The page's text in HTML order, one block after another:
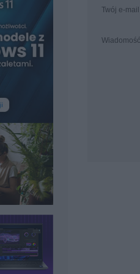
Twój e-mail
Wiadomość